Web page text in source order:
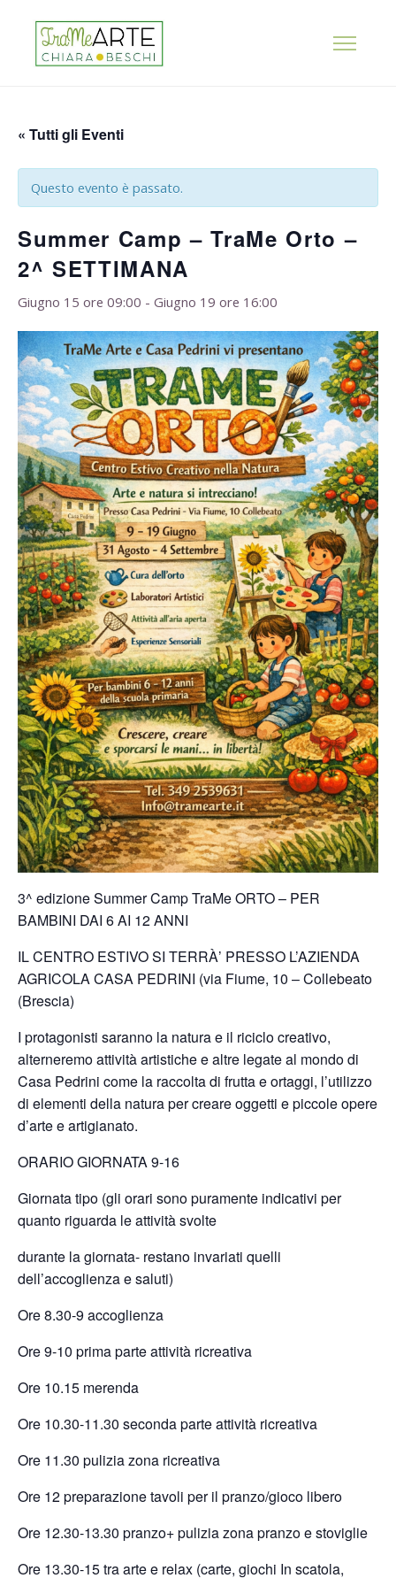
« Tutti gli Eventi
Questo evento è passato.
Summer Camp – TraMe Orto –
2^ SETTIMANA
Giugno 15 ore 09:00 - Giugno 19 ore 16:00
3^ edizione Summer Camp TraMe ORTO – PER
BAMBINI DAI 6 AI 12 ANNI
IL CENTRO ESTIVO SI TERRÀ’ PRESSO L’AZIENDA
AGRICOLA CASA PEDRINI (via Fiume, 10 – Collebeato
(Brescia)
I protagonisti saranno la natura e il riciclo creativo,
alterneremo attività artistiche e altre legate al mondo di
Casa Pedrini come la raccolta di frutta e ortaggi, l’utilizzo
di elementi della natura per creare oggetti e piccole opere
d’arte e artigianato.
ORARIO GIORNATA 9-16
Giornata tipo (gli orari sono puramente indicativi per
quanto riguarda le attività svolte
durante la giornata- restano invariati quelli
dell’accoglienza e saluti)
Ore 8.30-9 accoglienza
Ore 9-10 prima parte attività ricreativa
Ore 10.15 merenda
Ore 10.30-11.30 seconda parte attività ricreativa
Ore 11.30 pulizia zona ricreativa
Ore 12 preparazione tavoli per il pranzo/gioco libero
Ore 12.30-13.30 pranzo+ pulizia zona pranzo e stoviglie
Ore 13.30-15 tra arte e relax (carte, giochi In scatola,